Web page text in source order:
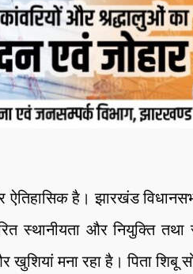
है। झारखंड
स्थानीयता और नियुक्ति
मना रहा है। पिता शिबू